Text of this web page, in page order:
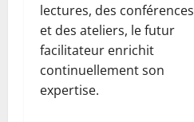
lectures, des conférences
et des ateliers, le futur
facilitateur enrichit
continuellement son
expertise.